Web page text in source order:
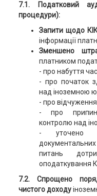
7.1. Податковий
процедури):
Запити щодо
інформації
Зменшено
платником
- про набуття
- про початок
над іноземною
- про відчуження
- про
контролю над
- уточено
питань
оподаткування
7.2. Спрощено
чистого доходу